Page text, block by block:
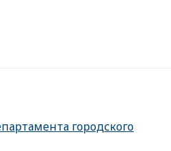
городского